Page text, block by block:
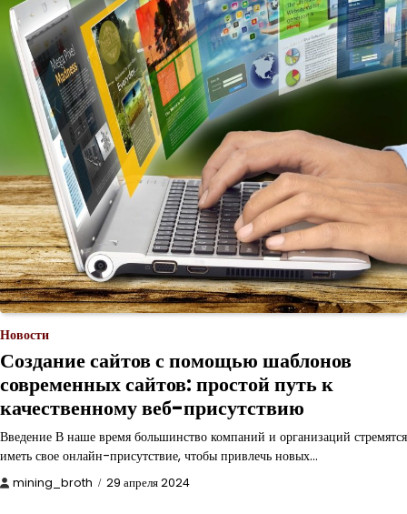
Новости
Создание сайтов с помощью шаблонов
современных сайтов: простой путь к
качественному веб-присутствию
Введение В наше время большинство компаний и организаций стремятся
иметь свое онлайн-присутствие, чтобы привлечь новых…
mining_broth 29 апреля 2024